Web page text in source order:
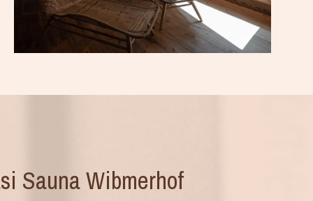
Sauna Wibmerhof